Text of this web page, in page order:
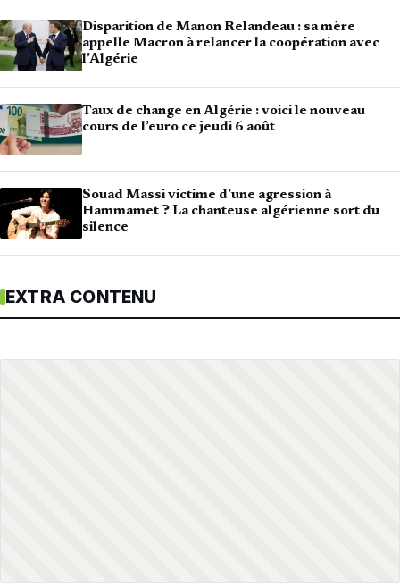
Disparition de Manon Relandeau : sa mère
appelle Macron à relancer la coopération avec
l’Algérie
Taux de change en Algérie : voici le nouveau
cours de l’euro ce jeudi 6 août
Souad Massi victime d’une agression à
Hammamet ? La chanteuse algérienne sort du
silence
EXTRA CONTENU